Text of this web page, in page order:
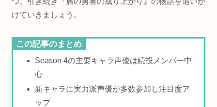
けていきましょう。
この記事のまとめ
Season 4の主要キャラ声優は続投メンバー中
心
新キャラに実力派声優が多数参加し注目度ア
ップ